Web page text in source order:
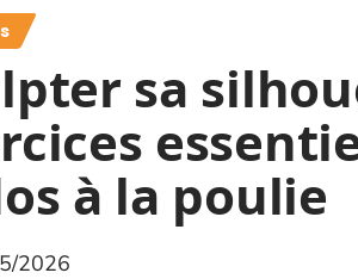
sa
à la poulie
2026